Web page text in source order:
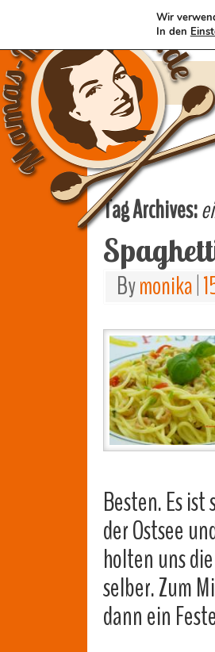
Tag Archives:
Bymonika
Besten. Es
der Ostsee
holten uns
selber. Zum
dann ein
Wir
In den